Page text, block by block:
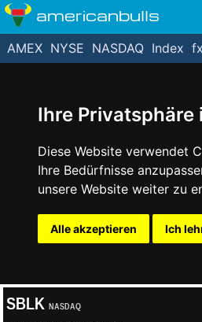
Ihre
Diese Website verwendet
Ihre Bedürfnisse
unsere Website weiter zu
Alle akzeptieren Ich
americanbulls
AMEX NYSE NASDAQ Index fx
SBLK NASDAQ